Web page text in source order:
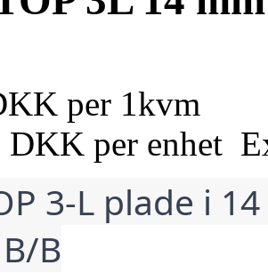
per 1kvm
DKK per enhet
3-L plade i
B